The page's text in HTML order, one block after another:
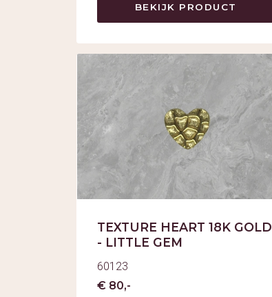
BEKIJK PRODUCT
TEXTURE HEART 18K GOLD
- LITTLE GEM
60123
€ 80,-